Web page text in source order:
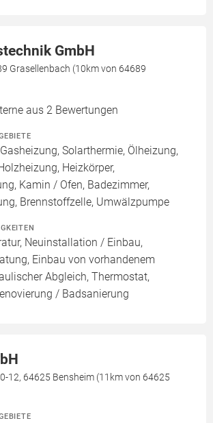
GmbH
Grasellenbach (10km von 64689
aus 2 Bewertungen
Solarthermie, Ölheizung,
Heizkörper,
Kamin / Ofen, Badezimmer,
Brennstoffzelle, Umwälzpumpe
Neuinstallation / Einbau,
Einbau von vorhandenem
Abgleich, Thermostat,
/ Badsanierung
12, 64625 Bensheim (11km von 64625